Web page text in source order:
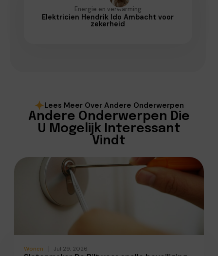
Energie en verwarming
Elektricien Hendrik Ido Ambacht voor
zekerheid
Lees Meer Over Andere Onderwerpen
Andere Onderwerpen Die
U Mogelijk Interessant
Vindt
Wonen Jul 29, 2026